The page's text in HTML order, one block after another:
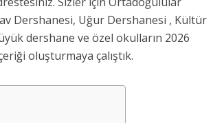
Dershanesi, Uğur Dershanesi , Kültür
dershane ve özel okulların 2026
oluşturmaya çalıştık.